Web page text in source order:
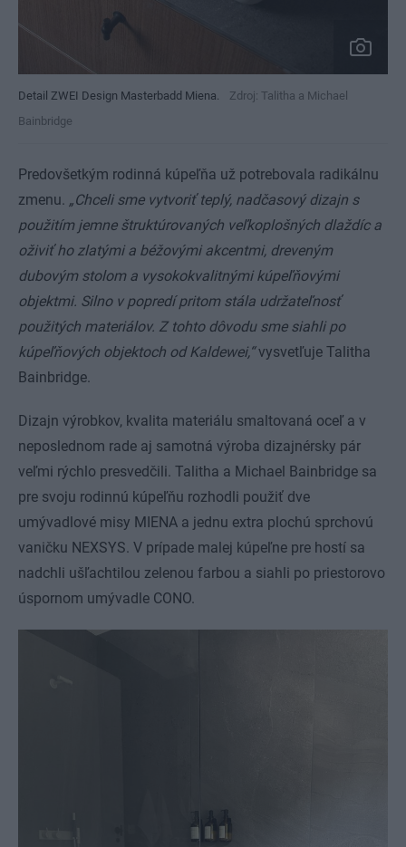
Detail ZWEI Design Masterbadd Miena.
Zdroj: Talitha a Michael
Bainbridge
Predovšetkým rodinná kúpeľňa už potrebovala radikálnu
zmenu. „Chceli sme vytvoriť teplý, nadčasový dizajn s
použitím jemne štruktúrovaných veľkoplošných dlaždíc a
oživiť ho zlatými a béžovými akcentmi, dreveným
dubovým stolom a vysokokvalitnými kúpeľňovými
objektmi. Silno v popredí pritom stála udržateľnosť
použitých materiálov. Z tohto dôvodu sme siahli po
kúpeľňových objektoch od Kaldewei,“vysvetľuje Talitha
Bainbridge.
Dizajn výrobkov, kvalita materiálu smaltovaná oceľ a v
neposlednom rade aj samotná výroba dizajnérsky pár
veľmi rýchlo presvedčili. Talitha a Michael Bainbridge sa
pre svoju rodinnú kúpeľňu rozhodli použiť dve
umývadlové misy MIENA a jednu extra plochú sprchovú
vaničku NEXSYS. V prípade malej kúpeľne pre hostí sa
nadchli ušľachtilou zelenou farbou a siahli po priestorovo
úspornom umývadle CONO.